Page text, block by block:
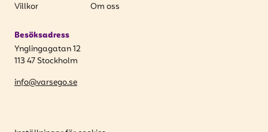
Villkor
Om oss
Besöksadress
Ynglingagatan 12
113 47 Stockholm
info@varsego.se